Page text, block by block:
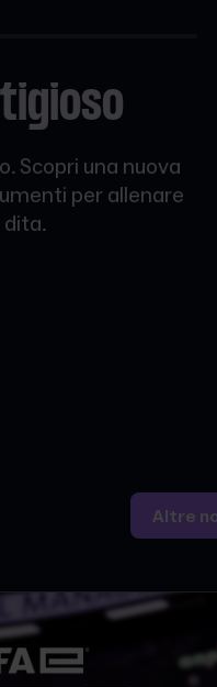
Scopri una nuova
per allenare
dita.
Altre